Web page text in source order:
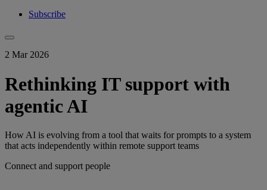
Subscribe
2 Mar 2026
Rethinking IT support with
agentic AI
How AI is evolving from a tool that waits for prompts to a system
that acts independently within remote support teams
Connect and support people